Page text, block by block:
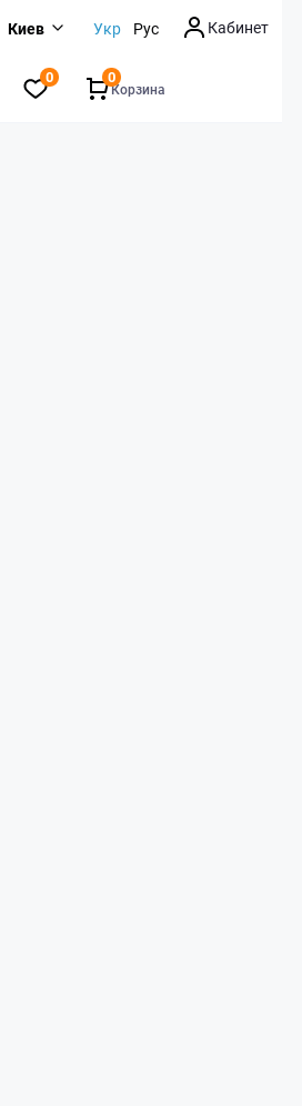
Киев Укр Рус Кабинет
0
Корзина
0